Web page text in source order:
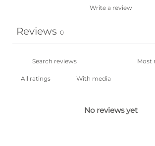
Write a review
Reviews 0
With media
No reviews yet